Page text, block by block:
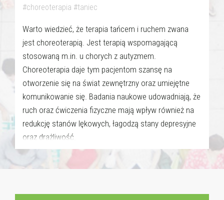
#choreoterapia #taniec
Warto wiedzieć, że terapia tańcem i ruchem zwana
jest choreoterapią. Jest terapią wspomagającą
stosowaną m.in. u chorych z autyzmem.
Choreoterapia daje tym pacjentom szansę na
otworzenie się na świat zewnętrzny oraz umiejętne
komunikowanie się. Badania naukowe udowadniają, że
ruch oraz ćwiczenia fizyczne mają wpływ również na
redukcję stanów lękowych, łagodzą stany depresyjne
oraz drażliwość.